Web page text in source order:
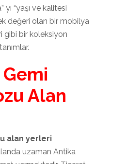
yı “yaşı ve kalitesi
değeri olan bir mobilya
gibi bir koleksiyon
Alan
alan yerleri
uzaman Antika